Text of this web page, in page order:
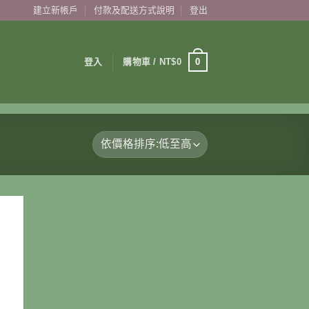
建立新帳戶 付款及配送方式說明 登出
登入 購物車 / NT$0 0